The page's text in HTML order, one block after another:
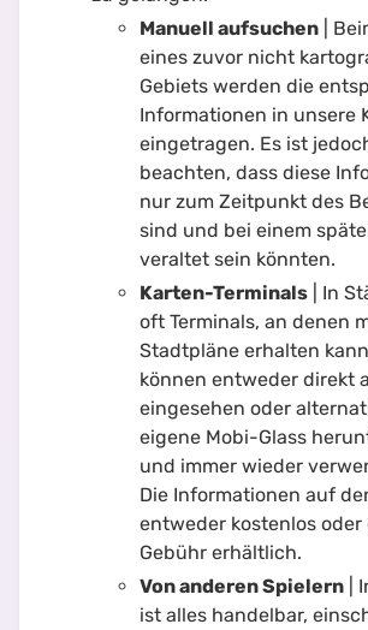
Manuell aufsuchen |
eines zuvor nicht
Gebiets werden die
Informationen in unsere
eingetragen. Es ist
beachten, dass diese
nur zum Zeitpunkt des
sind und bei einem
veraltet sein könnten.
Karten-Terminals | In
oft Terminals, an denen
Stadtpläne erhalten
können entweder direkt
eingesehen oder
eigene Mobi-Glass
und immer wieder
Die Informationen auf
entweder kostenlos oder
Gebühr erhältlich.
Von anderen Spielern |
ist alles handelbar,